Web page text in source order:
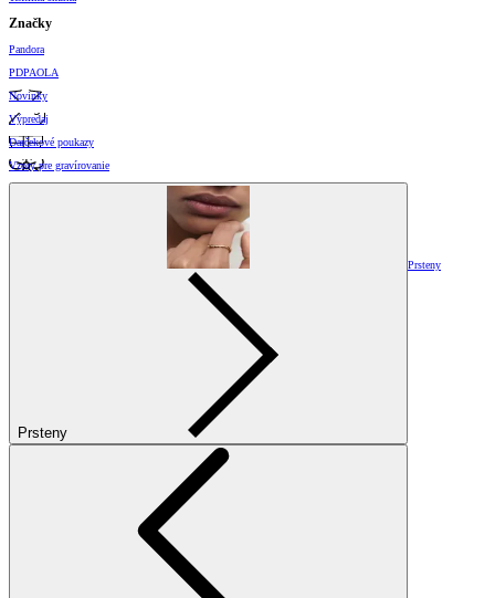
Značky
Pandora
PDPAOLA
Novinky
Výpredaj
Darčekové poukazy
Vzory pre gravírovanie
Prsteny
Prsteny